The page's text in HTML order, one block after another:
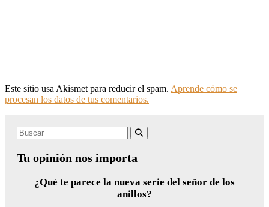
Este sitio usa Akismet para reducir el spam. Aprende cómo se
procesan los datos de tus comentarios.
Search
Tu opinión nos importa
¿Qué te parece la nueva serie del señor de los
anillos?